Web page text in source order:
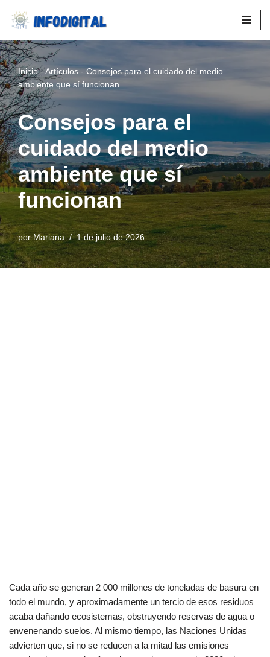
Saltar
al
contenido
Inicio-Artículos-Consejos para el cuidado del medio
ambiente que sí funcionan
Consejos para el
cuidado del medio
ambiente que sí
funcionan
porMariana 1 de julio de 2026
Cada año se generan 2 000 millones de toneladas de basura en
todo el mundo, y aproximadamente un tercio de esos residuos
acaba dañando ecosistemas, obstruyendo reservas de agua o
envenenando suelos. Al mismo tiempo, las Naciones Unidas
advierten que, si no se reducen a la mitad las emisiones